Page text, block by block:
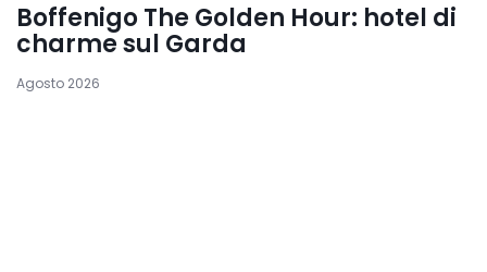
Boffenigo The Golden Hour: hotel di
charme sul Garda
Agosto 2026